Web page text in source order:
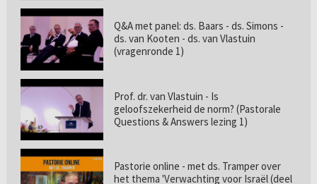
Q&A met panel: ds. Baars - ds. Simons -
ds. van Kooten - ds. van Vlastuin
(vragenronde 1)
Prof. dr. van Vlastuin - Is
geloofszekerheid de norm? (Pastorale
Questions & Answers lezing 1)
Pastorie online - met ds. Tramper over
het thema 'Verwachting voor Israël (deel